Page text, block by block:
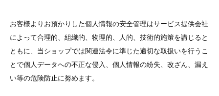
お客様よりお預かりした個人情報の安全管理はサービス提供会社
によって合理的、組織的、物理的、人的、技術的施策を講じると
ともに、当ショップでは関連法令に準じた適切な取扱いを行うこ
とで個人データへの不正な侵入、個人情報の紛失、改ざん、漏え
い等の危険防止に努めます。